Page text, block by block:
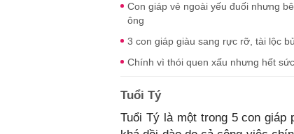
Con giáp vẻ ngoài yếu đuối nhưng
ông
3 con giáp giàu sang rực rỡ, tài lộc
Chính vì thói quen xấu nhưng hết
Tuổi Tý
Tuổi Tý là một trong 5 con giáp